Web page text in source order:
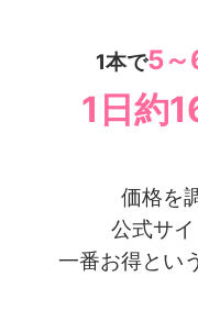
1本で5～
1日約
価格を
公式サ
一番お得とい